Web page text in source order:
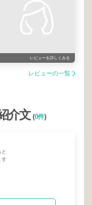
レビューを詳しくみる
レビューの一覧
介文(0件)
す